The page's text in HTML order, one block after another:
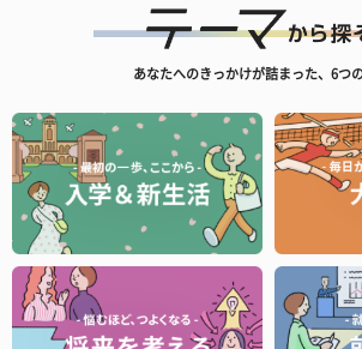
あなたへのきっかけが詰まった、6つ